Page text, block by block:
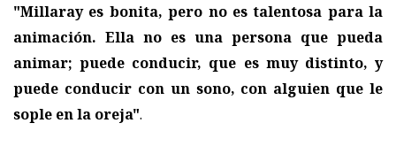
"Millaray es bonita, pero no es talentosa para la
animación. Ella no es una persona que pueda
animar; puede conducir, que es muy distinto, y
puede conducir con un sono, con alguien que le
sople en la oreja".